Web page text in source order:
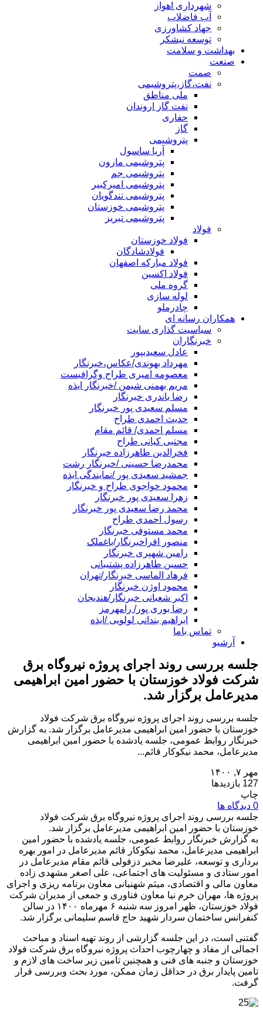
شهرداری اهواز
آب فاضلاب
جهاد کشاورزی
توسعه نیشکر
بهداشت و سلامت
صنعت
صمت
نفت،گاز،پتروشیمی
ملی مناطق
نفت گاز اروندان
حفاری
گاز
پتروشیمی
آریا ساسول
پتروشیمی مارون
پتروشیمی جم
پتروشیمی امیرکبیر
پتروشیمی تندگویان
پتروشیمی خوزستان
پتروشیمی تبریز
فولاد
فولاد خوزستان
فولادشادگان
فولاد مبارکه اصفهان
فولاد اکسین
گروه ملی
لوله سازی
چادرملو
همکاران رسانه ای
سیاسیت گذاری سایت
خبرنگاران
عادل سعیدیپور
مهرداد بهوندی/عکاس،خبرنگار
معصومه امیری طراح وگرافیست
مریم بهمنی شیمن /خبرنگار ایذه
رضا باندری خبرنگار
مسلم سعیدی پور خبرنگار
حدیث احمدی طراح
مسلم احمدی/ قائم مقام
مجتبی کیانی طراح
فخرالدین طاهرزاده خبرنگار
محمدرضا حسینی /خبرنگار رشت
جمشید سعیدی پور /نمایندگی ایذه
محمود خواجوی طراح و خبرنگار
زهرا سعیدی پور خبرنگار
محمد رضا سعیدی پور خبرنگار
رسول احمدی طراح
محمد مستوفی خبرنگار
منصور افراخبرنگار/باغملک
رامین شهپری خبرنگار
حسین طاهرزاده پشتیبانی
فرهاد الماسی خبرنگار/تهران
محمود اوژن خبرنگار
اکبر شعبانی خبرنگار/هندیجان
رضا بوری پور/ رامهرمز
ابراهیم بندانی لولویی /ایذه
تماس باما
آرشیو
جلسه بررسی روند اجرای پروژه نیروگاه برق
شرکت فولاد خوزستان با حضور امین ابراهیمی
مدیرعامل برگزار شد.
جلسه بررسی روند اجرای پروژه نیروگاه برق شرکت فولاد
خوزستان با حضور امین ابراهیمی مدیرعامل برگزار شد. به گزارش
خبرنگار روابط‌ عمومی، جلسه یادشده با حضور امین ابراهیمی
مدیرعامل، محمد نیکوکار قائم...
مهر ۷, ۱۴۰۰
127 بازدیدها
چاپ
0 دیدگاه ها
جلسه بررسی روند اجرای پروژه نیروگاه برق شرکت فولاد
خوزستان با حضور امین ابراهیمی مدیرعامل برگزار شد.
به گزارش خبرنگار روابط‌ عمومی، جلسه یادشده با حضور امین
ابراهیمی مدیرعامل، محمد نیکوکار قائم مدیرعامل در امور بهره
برداری و توسعه، علیرضا مخبر دزفولی قائم مقام مدیرعامل در
امور ستادی و مسئولیت های اجتماعی، علی اصغر مشهدی زاده
معاون مالی و اقتصادی، میثم شهنیانی معاون برنامه ریزی و اجرای
پروژه ها، مهران خرم نیا معاون فناوری و جمعی از مدیران شرکت
فولاد خوزستان، ظهر امروز سه شنبه ۶ مهرماه ۱۴۰۰ در سالن
کنفرانس ساختمان سردار شهید حاج قاسم سلیمانی برگزار شد.
گفتنی است، در این جلسه گزارشی از روند تهیه اسناد و مباحث
اجمالی از مفاد و چهارچوب احداث پروژه نیروگاه برق شرکت فولاد
خوزستان و جنبه های فنی و همچنین تامین زیر ساخت های لازم و
تامین پایدار برق در حداقل زمان ممکن، مورد بحث وبررسی قرار
گرفت.